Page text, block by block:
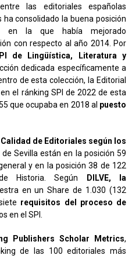
las editoriales españolas
consolidado la buena posición
en la que había mejorado
con respecto al año 2014. Por
de Lingüística, Literatura y
dedicada específicamente a
de esta colección, la Editorial
el ránking SPI de 2022 de esta
que ocupaba en 2018 al puesto
de Editoriales según los
Sevilla están en la posición 59
y en la posición 38 de 122
Historia. Según
DILVE, la
en un Share de 1.030 (132
requisitos del proceso de
en el SPI.
Publishers Scholar Metrics,
de las 100 editoriales más